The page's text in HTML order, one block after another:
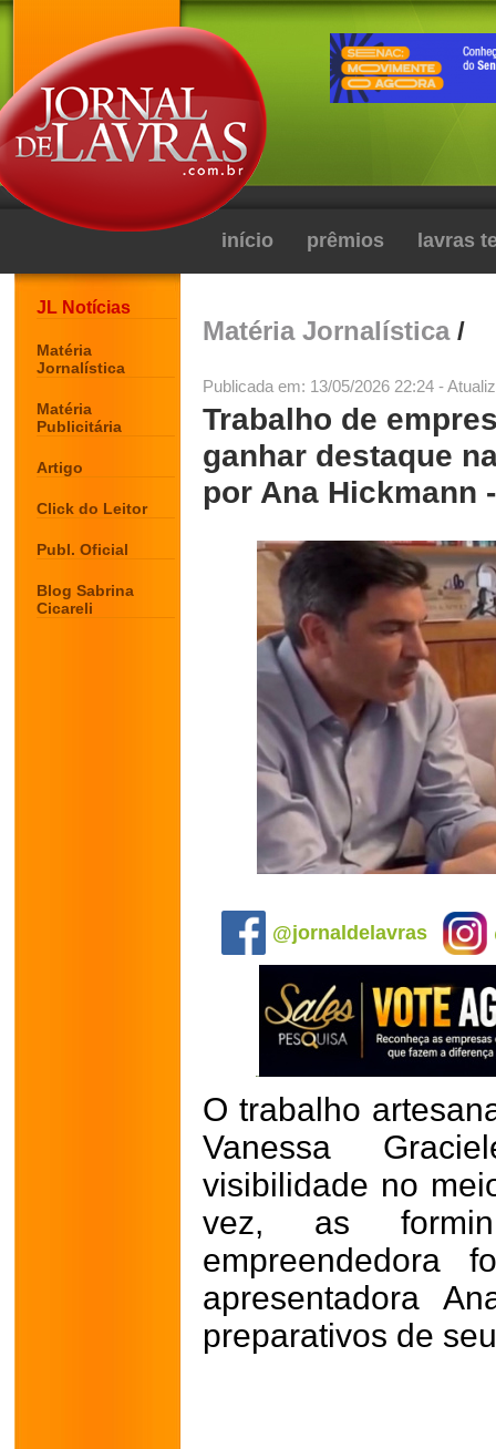
início prêmios lavras
JL Notícias
Matéria
Jornalística
Matéria
Publicitária
Artigo
Click do Leitor
Publ. Oficial
Blog Sabrina
Cicareli
Matéria Jornalística/
Publicada em: 13/05/2026 22:24 -
Trabalho de
ganhar destaque
por Ana Hickmann
@jornaldelavras
O trabalho
Vanessa
visibilidade no
vez, as
empreendedora
apresentadora
preparativos de